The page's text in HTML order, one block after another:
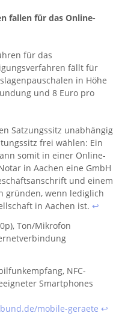
fallen für das Online-
für das
fällt für
in Höhe
und 8 Euro pro
Satzungssitz unabhängig
frei wählen: Ein
somit in einer Online-
in Aachen eine GmbH
und einem
gründen, wenn lediglich
in Aachen ist. ↩︎
Ton/Mikrofon
NFC-
Smartphones
mobile-geraete ↩︎